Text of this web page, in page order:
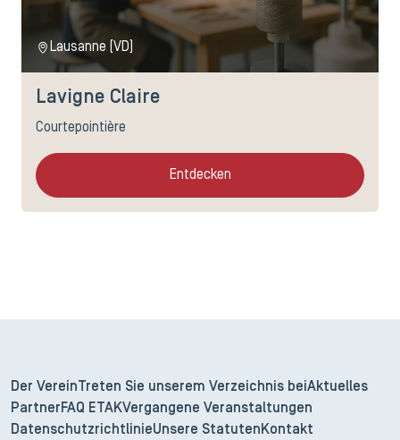
Lausanne (VD)
Lavigne Claire
Courtepointière
Entdecken
Der Verein Treten Sie unserem Verzeichnis beiAktuelles
Partner FAQ ETAKVergangene Veranstaltungen
DatenschutzrichtlinieUnsere Statuten Kontakt